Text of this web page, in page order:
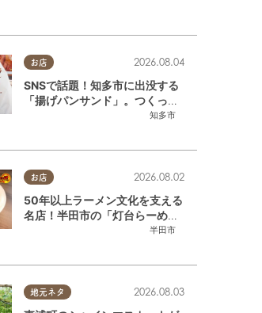
お店
知多市
2026.08.04
SNSで話題！知多市に出没する
「揚げパンサンド」。つくって
いるのはお祭りお兄さん!?【ち
お店
半田市
2026.08.02
50年以上ラーメン文化を支える
名店！半田市の「灯台らーめん
半田店」へ【熱血ラーメン伝 8
地元ネタ 2026.08.03